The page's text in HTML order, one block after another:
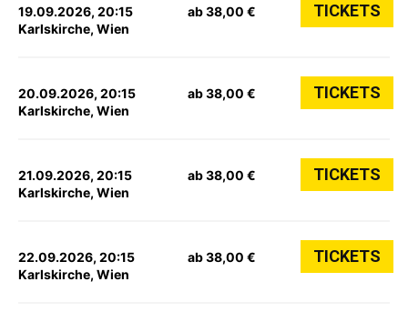
19.09.2026, 20:15
Karlskirche, Wien
ab 38,00 € TICKETS
20.09.2026, 20:15
Karlskirche, Wien
ab 38,00 € TICKETS
21.09.2026, 20:15
Karlskirche, Wien
ab 38,00 € TICKETS
22.09.2026, 20:15
Karlskirche, Wien
ab 38,00 € TICKETS